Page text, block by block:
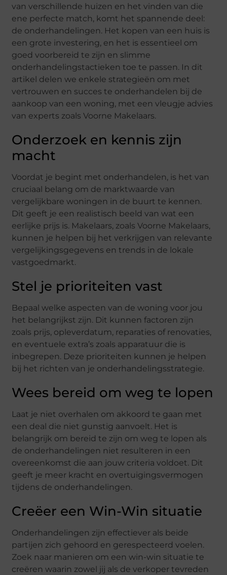
van verschillende huizen en het vinden van die
ene perfecte match, komt het spannende deel:
de onderhandelingen. Het kopen van een huis is
een grote investering, en het is essentieel om
goed voorbereid te zijn en slimme
onderhandelingstactieken toe te passen. In dit
artikel delen we enkele strategieën om met
vertrouwen en succes te onderhandelen bij de
aankoop van een woning, met een vleugje advies
van experts zoals Voorne Makelaars.
Onderzoek en kennis zijn
macht
Voordat je begint met onderhandelen, is het van
cruciaal belang om de marktwaarde van
vergelijkbare woningen in de buurt te kennen.
Dit geeft je een realistisch beeld van wat een
eerlijke prijs is. Makelaars, zoals Voorne Makelaars,
kunnen je helpen bij het verkrijgen van relevante
vergelijkingsgegevens en trends in de lokale
vastgoedmarkt.
Stel je prioriteiten vast
Bepaal welke aspecten van de woning voor jou
het belangrijkst zijn. Dit kunnen factoren zijn
zoals prijs, opleverdatum, reparaties of renovaties,
en eventuele extra’s zoals apparatuur die is
inbegrepen. Deze prioriteiten kunnen je helpen
bij het richten van je onderhandelingsstrategie.
Wees bereid om weg te lopen
Laat je niet overhalen om akkoord te gaan met
een deal die niet gunstig aanvoelt. Het is
belangrijk om bereid te zijn om weg te lopen als
de onderhandelingen niet resulteren in een
overeenkomst die aan jouw criteria voldoet. Dit
geeft je meer kracht en overtuigingsvermogen
tijdens de onderhandelingen.
Creëer een Win-Win situatie
Onderhandelingen zijn effectiever als beide
partijen zich gehoord en gerespecteerd voelen.
Zoek naar manieren om een win-win situatie te
creëren waarin zowel jij als de verkoper tevreden